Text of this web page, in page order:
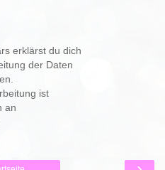
erklärst du dich
der Daten
ist
an